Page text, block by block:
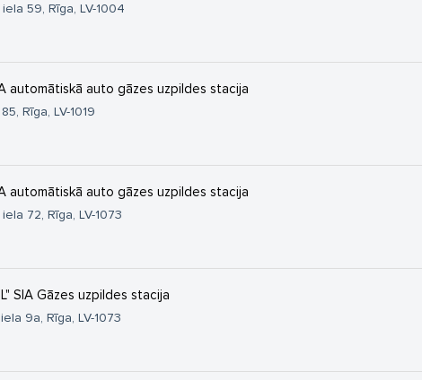
59, Rīga, LV-1004
automātiskā auto gāzes uzpildes stacija
Rīga, LV-1019
automātiskā auto gāzes uzpildes stacija
72, Rīga, LV-1073
SIA Gāzes uzpildes stacija
9a, Rīga, LV-1073